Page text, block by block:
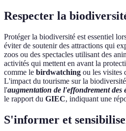
Respecter la
Protéger la biodiversité est essentiel
éviter de soutenir des attractions qui
zoos ou des spectacles utilisant des
activités qui mettent en avant la
comme le birdwatching ou les visites
L'impact du tourisme sur la
l'augmentation de l'effondrement des
le rapport du GIEC, indiquant une
S'informer et